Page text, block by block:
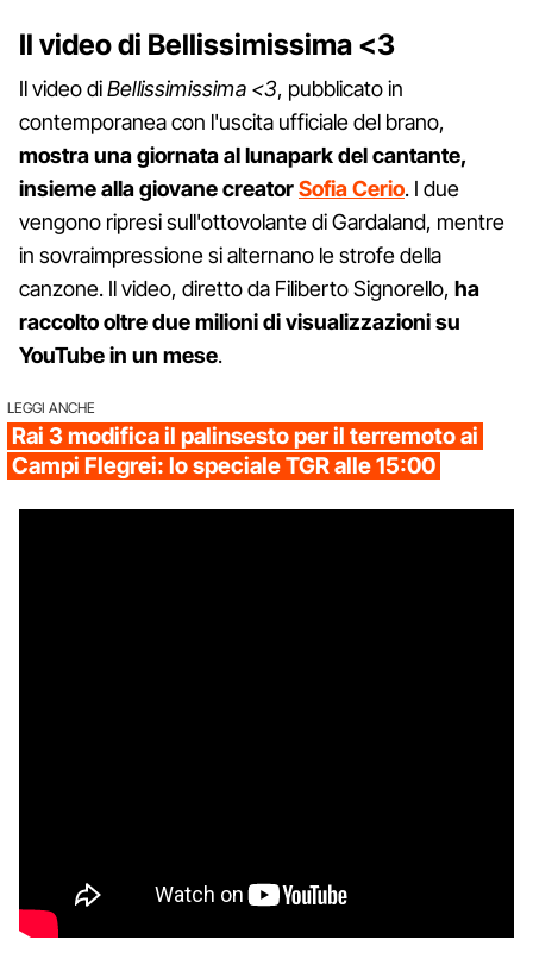
Il video di Bellissimissima <3
Il video diBellissimissima <3, pubblicato in
contemporanea con l'uscita ufficiale del brano,
mostra una giornata al lunapark del cantante,
insieme alla giovane creatorSofia Cerio. I due
vengono ripresi sull'ottovolante di Gardaland, mentre
in sovraimpressione si alternano le strofe della
canzone. Il video, diretto da Filiberto Signorello, ha
raccolto oltre due milioni di visualizzazioni su
YouTube in un mese.
LEGGI ANCHE
Rai 3 modifica il palinsesto per il terremoto ai
Campi Flegrei: lo speciale TGR alle 15:00